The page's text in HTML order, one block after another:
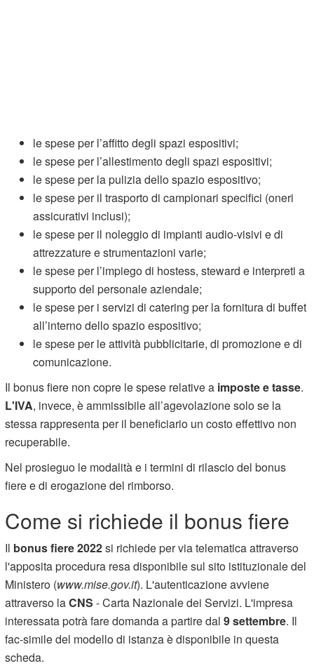
le spese per l’affitto degli spazi espositivi;
le spese per l’allestimento degli spazi espositivi;
le spese per la pulizia dello spazio espositivo;
le spese per il trasporto di campionari specifici (oneri
assicurativi inclusi);
le spese per il noleggio di impianti audio-visivi e di
attrezzature e strumentazioni varie;
le spese per l’impiego di hostess, steward e interpreti a
supporto del personale aziendale;
le spese per i servizi di catering per la fornitura di buffet
all’interno dello spazio espositivo;
le spese per le attività pubblicitarie, di promozione e di
comunicazione.
Il bonus fiere non copre le spese relative a imposte e tasse.
L'IVA, invece, è ammissibile all’agevolazione solo se la
stessa rappresenta per il beneficiario un costo effettivo non
recuperabile.
Nel prosieguo le modalità e i termini di rilascio del bonus
fiere e di erogazione del rimborso.
Come si richiede il bonus fiere
Il bonus fiere 2022si richiede per via telematica attraverso
l'apposita procedura resa disponibile sul sito istituzionale del
Ministero (www.mise.gov.it). L'autenticazione avviene
attraverso laCNS - Carta Nazionale dei Servizi. L'impresa
interessata potrà fare domanda a partire dal9 settembre. Il
fac-simile del modello di istanza è disponibile in questa
scheda.